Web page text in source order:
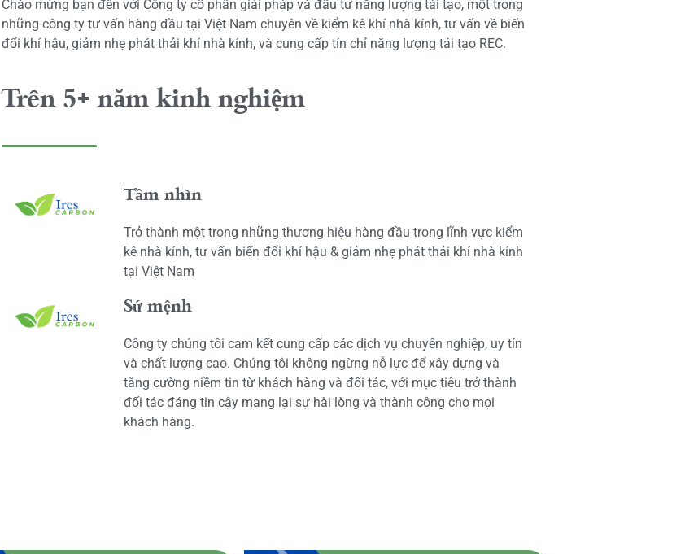
Chào mừng bạn đến với Công ty cổ phần giải pháp và đầu tư năng lượng tái tạo, một trong
những công ty tư vấn hàng đầu tại Việt Nam chuyên về kiểm kê khí nhà kính, tư vấn về biến
đổi khí hậu, giảm nhẹ phát thải khí nhà kính, và cung cấp tín chỉ năng lượng tái tạo REC.
Trên 5+ năm kinh nghiệm
Tầm nhìn
Trở thành một trong những thương hiệu hàng đầu trong lĩnh vực kiểm
kê nhà kính, tư vấn biến đổi khí hậu & giảm nhẹ phát thải khí nhà kính
tại Việt Nam
Sứ mệnh
Công ty chúng tôi cam kết cung cấp các dịch vụ chuyên nghiệp, uy tín
và chất lượng cao. Chúng tôi không ngừng nỗ lực để xây dựng và
tăng cường niềm tin từ khách hàng và đối tác, với mục tiêu trở thành
đối tác đáng tin cậy mang lại sự hài lòng và thành công cho mọi
khách hàng.